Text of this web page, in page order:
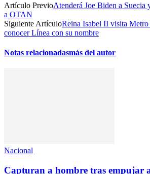
Artículo PrevioAtenderá Joe Biden a Suecia
a OTAN
Siguiente ArtículoReina Isabel II visita Metro
conocer Línea con su nombre
Notas relacionadasmás del autor
Nacional
Capturan a hombre tras empujar